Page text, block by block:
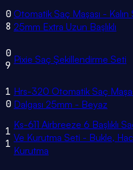
0
8
Otomatik Saç Maşası - Kalın
25mm Extra Uzun Başlıklı
0
9 Pixie Saç Şekillendirme Seti
1
0
Hrs-320 Otomatik Saç
Dalgası 25mm - Beyaz
1
1
Ks-611 Airbreeze 6 Başlıklı
Ve Kurutma Seti - Bukle,
Kurutma